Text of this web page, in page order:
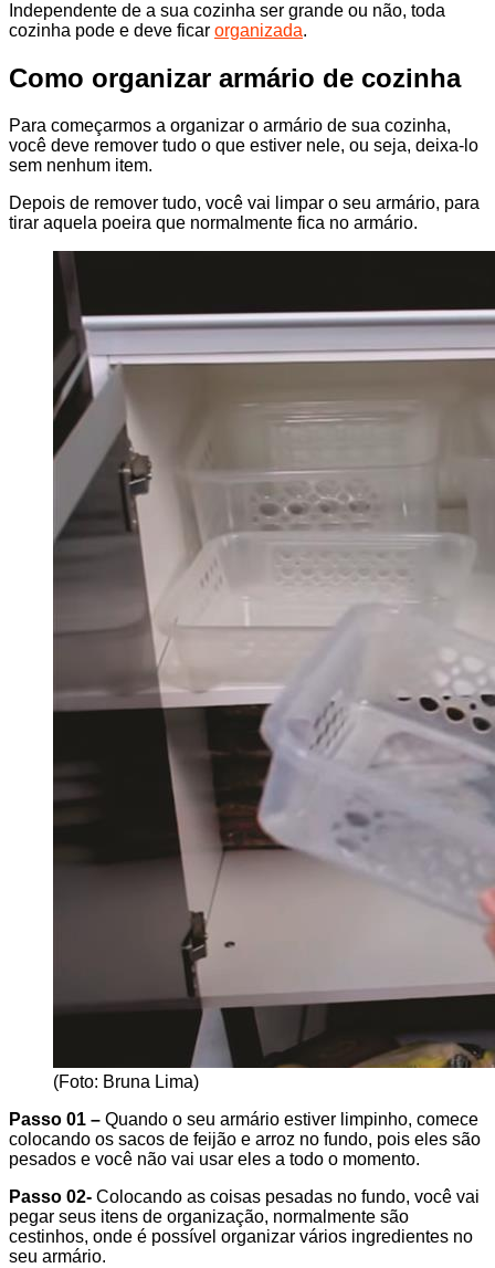
Independente de a sua cozinha ser grande ou não, toda
cozinha pode e deve ficar organizada.
Como organizar armário de cozinha
Para começarmos a organizar o armário de sua cozinha,
você deve remover tudo o que estiver nele, ou seja, deixa-lo
sem nenhum item.
Depois de remover tudo, você vai limpar o seu armário, para
tirar aquela poeira que normalmente fica no armário.
(Foto: Bruna Lima)
Passo 01 – Quando o seu armário estiver limpinho, comece
colocando os sacos de feijão e arroz no fundo, pois eles são
pesados e você não vai usar eles a todo o momento.
Passo 02- Colocando as coisas pesadas no fundo, você vai
pegar seus itens de organização, normalmente são
cestinhos, onde é possível organizar vários ingredientes no
seu armário.